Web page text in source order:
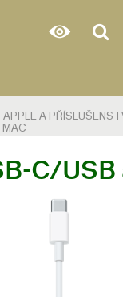
APPLE A
MAC
C/USB